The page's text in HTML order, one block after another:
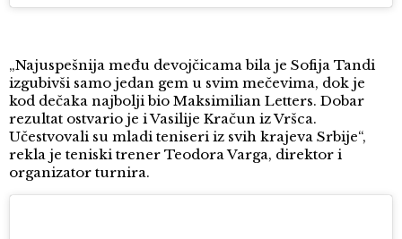
„Najuspešnija među devojčicama bila je Sofija Tandi
izgubivši samo jedan gem u svim mečevima, dok je
kod dečaka najbolji bio Maksimilian Letters. Dobar
rezultat ostvario je i Vasilije Kračun iz Vršca.
Učestvovali su mladi teniseri iz svih krajeva Srbije“,
rekla je teniski trener Teodora Varga, direktor i
organizator turnira.